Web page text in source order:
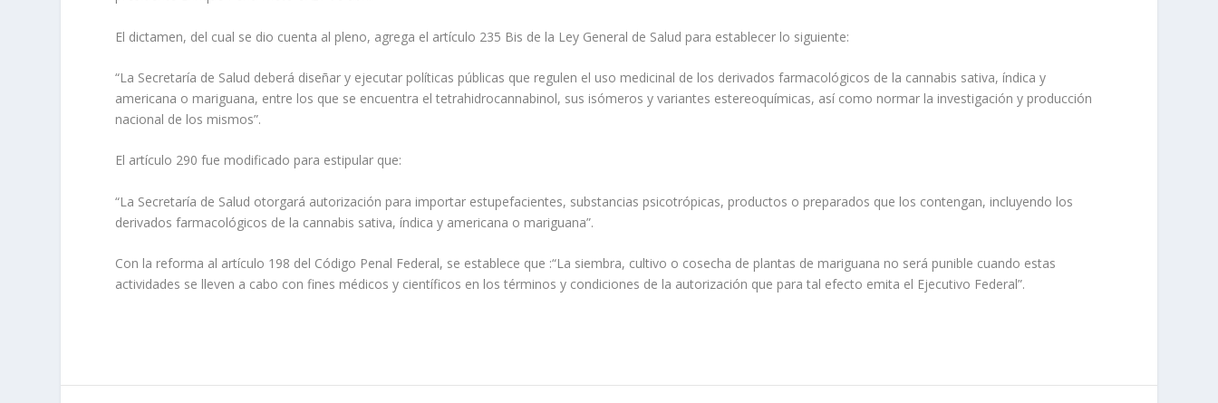
El dictamen, del cual se dio cuenta al pleno, agrega el artículo 235 Bis de la Ley General de Salud para establecer lo siguiente:
“La Secretaría de Salud deberá diseñar y ejecutar políticas públicas que regulen el uso medicinal de los derivados farmacológicos de la cannabis sativa, índica y
americana o mariguana, entre los que se encuentra el tetrahidrocannabinol, sus isómeros y variantes estereoquímicas, así como normar la investigación y producción
nacional de los mismos”.
El artículo 290 fue modificado para estipular que:
“La Secretaría de Salud otorgará autorización para importar estupefacientes, substancias psicotrópicas, productos o preparados que los contengan, incluyendo los
derivados farmacológicos de la cannabis sativa, índica y americana o mariguana”.
Con la reforma al artículo 198 del Código Penal Federal, se establece que :“La siembra, cultivo o cosecha de plantas de mariguana no será punible cuando estas
actividades se lleven a cabo con fines médicos y científicos en los términos y condiciones de la autorización que para tal efecto emita el Ejecutivo Federal”.